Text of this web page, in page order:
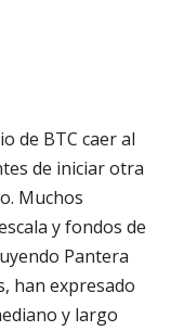
de BTC caer al
de iniciar otra
Muchos
y fondos de
Pantera
han expresado
y largo